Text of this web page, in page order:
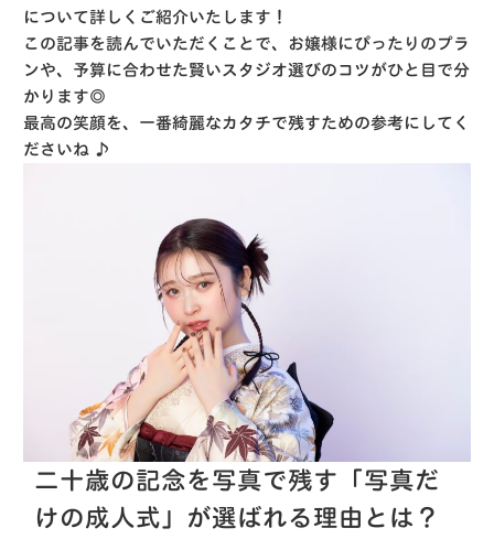
について詳しくご紹介いたします！
この記事を読んでいただくことで、お嬢様にぴったりのプラ
ンや、予算に合わせた賢いスタジオ選びのコツがひと目で分
かります◎
最高の笑顔を、一番綺麗なカタチで残すための参考にしてく
ださいね ♪
二十歳の記念を写真で残す「写真だ
けの成人式」が選ばれる理由とは？